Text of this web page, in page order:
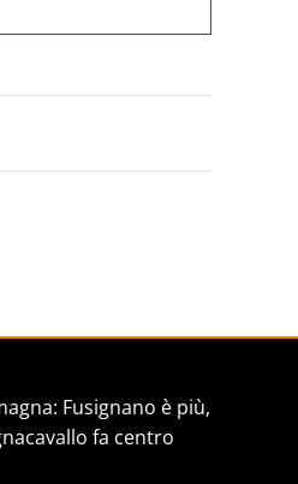
Fusignano è più,
fa centro